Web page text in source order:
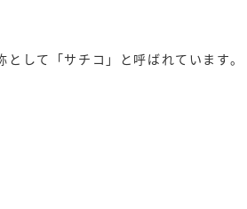
して「サチコ」と呼ばれています。